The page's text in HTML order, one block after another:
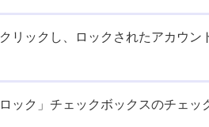
クリックし、ロックされたアカウ
ロック」チェックボックスのチェ